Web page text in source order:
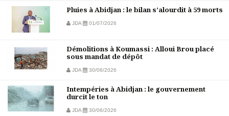
Pluies à Abidjan : le bilan s’alourdit à 59 morts
JDA 01/07/2026
Démolitions à Koumassi : Alloui Brou placé
sous mandat de dépôt
JDA 30/06/2026
Intempéries à Abidjan : le gouvernement
durcit le ton
JDA 30/06/2026